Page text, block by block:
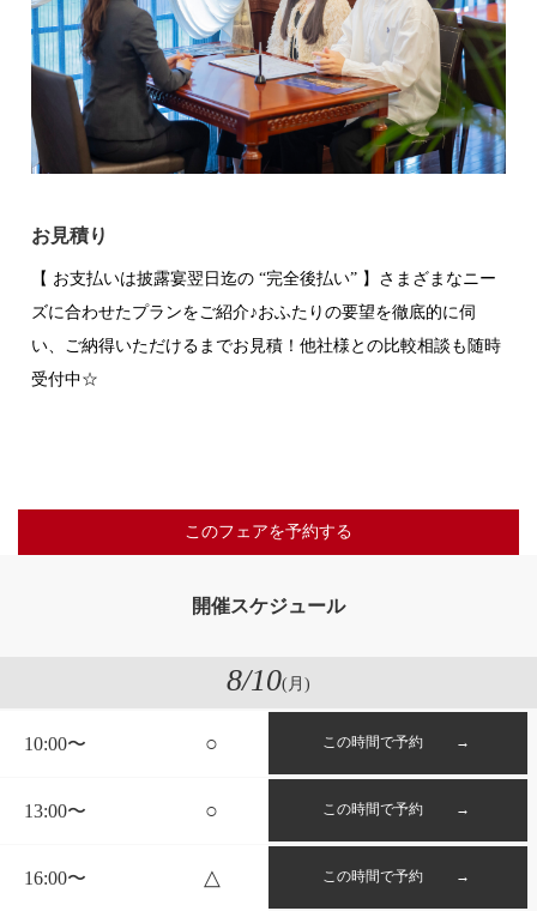
お見積り
【 お支払いは披露宴翌日迄の “完全後払い” 】さまざまなニー
ズに合わせたプランをご紹介♪おふたりの要望を徹底的に伺
い、ご納得いただけるまでお見積！他社様との比較相談も随時
受付中☆
このフェアを予約する
開催スケジュール
8/10(月)
10:00〜 ○ この時間で予約 →
13:00〜 ○ この時間で予約 →
16:00〜 △ この時間で予約 →